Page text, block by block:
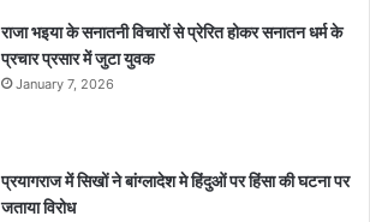
राजा भइया के सनातनी विचारों से प्रेरित होकर सनातन धर्म के
प्रचार प्रसार में जुटा युवक
January 7, 2026
प्रयागराज में सिखों ने बांग्लादेश मे हिंदुओं पर हिंसा की घटना पर
जताया विरोध